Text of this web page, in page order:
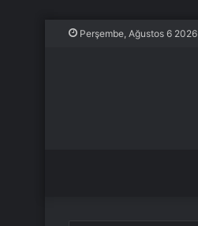
Perşembe, Ağustos 6 2026